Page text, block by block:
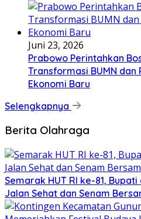
Juni 23, 2026
Prabowo Perintahkan
Transformasi BUMN
Ekonomi Baru
Selengkapnya
Berita Olahraga
Semarak HUT RI ke-81,
Jalan Sehat dan Senam